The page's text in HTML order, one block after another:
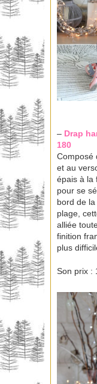
– Drap
180
Composé
et au
épais à la
pour se
bord de
plage,
alliée
finition
plus
Son prix :